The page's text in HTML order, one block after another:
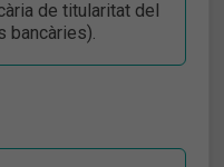
de titularitat del
bancàries).